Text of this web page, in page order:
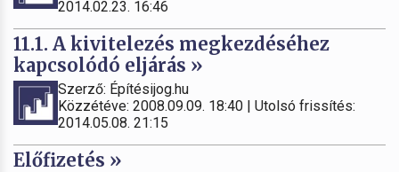
2014.02.23. 16:46
11.1. A kivitelezés megkezdéséhez
kapcsolódó eljárás »
Szerző: Építésijog.hu
Közzétéve: 2008.09.09. 18:40 | Utolsó frissítés:
2014.05.08. 21:15
Előfizetés »